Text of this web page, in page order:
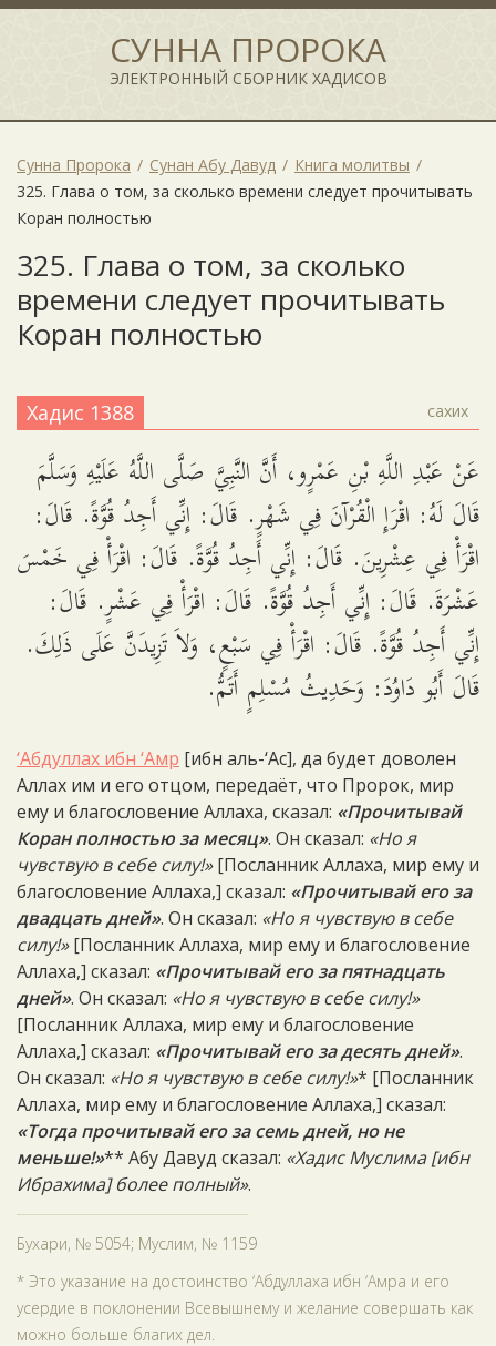
СУННА ПРОРОКА
ЭЛЕКТРОННЫЙ СБОРНИК ХАДИСОВ
Сунна Пророка Сунан Абу Давуд
Книга молитвы
325. Глава о том, за сколько времени следует прочитывать
Коран полностью
325. Глава о том, за сколько
времени следует прочитывать
Коран полностью
Хадис 1388 сахих
عَنْ عَبْدِ اللَّهِ بْنِ عَمْرٍو، أَنَّ النَّبِيَّ صَلَّى اللَّهُ عَلَيْهِ وَسَلَّمَ
قَالَ لَهُ: اقْرَإِ الْقُرْآنَ فِي شَهْرٍ. قَالَ: إِنِّي أَجِدُ قُوَّةً. قَالَ:
اقْرَأْ فِي عِشْرِينَ. قَالَ: إِنِّي أَجِدُ قُوَّةً. قَالَ: اقْرَأْ فِي خَمْسَ
عَشْرَةَ. قَالَ: إِنِّي أَجِدُ قُوَّةً. قَالَ: اقْرَأْ فِي عَشْرٍ. قَالَ:
إِنِّي أَجِدُ قُوَّةً. قَالَ: اقْرَأْ فِي سَبْعٍ، وَلاَ تَزِيدَنَّ عَلَى ذَلِكَ.
قَالَ أَبُو دَاوُدَ: وَحَدِيثُ مُسْلِمٍ أَتَمُّ.
‘Абдуллах ибн ‘Амр [ибн аль-‘Ас], да будет доволен
Аллах им и его отцом, передаёт, что Пророк, мир
ему и благословение Аллаха, сказал: «Прочитывай
Коран полностью за месяц». Он сказал: «Но я
чувствую в себе силу!»[Посланник Аллаха, мир ему и
благословение Аллаха,] сказал: «Прочитывай его за
двадцать дней». Он сказал: «Но я чувствую в себе
силу!»[Посланник Аллаха, мир ему и благословение
Аллаха,] сказал: «Прочитывай его за пятнадцать
дней». Он сказал: «Но я чувствую в себе силу!»
[Посланник Аллаха, мир ему и благословение
Аллаха,] сказал: «Прочитывай его за десять дней».
Он сказал: «Но я чувствую в себе силу!»* [Посланник
Аллаха, мир ему и благословение Аллаха,] сказал:
«Тогда прочитывай его за семь дней, но не
меньше!»** Абу Давуд сказал: «Хадис Муслима [ибн
Ибрахима] более полный».
Бухари, № 5054; Муслим, № 1159
* Это указание на достоинство ‘Абдуллаха ибн ‘Амра и его
усердие в поклонении Всевышнему и желание совершать как
можно больше благих дел.